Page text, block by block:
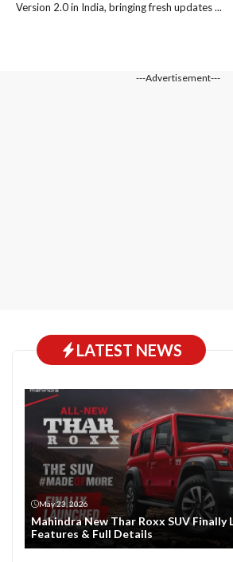
Version 2.0 in India, bringing fresh updates ...
---Advertisement---
LATEST NEWS
May 23, 2026
Mahindra New Thar Roxx SUV Finally
Features & Full Details